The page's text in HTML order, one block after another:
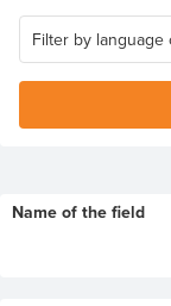
Name of the field